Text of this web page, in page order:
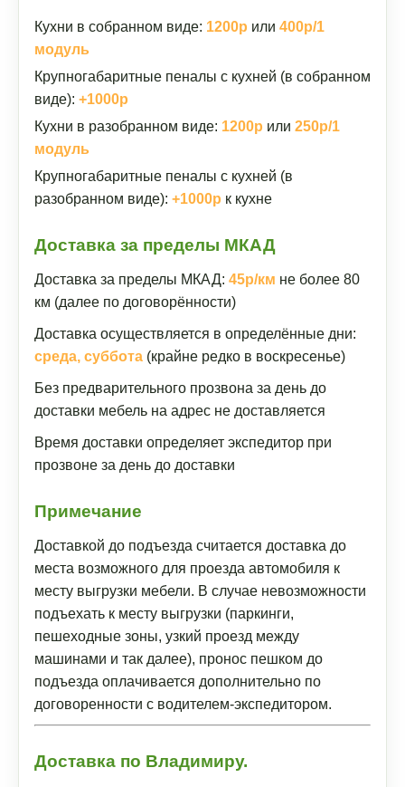
Кухни в собранном виде: 1200р или 400р/1
модуль
Крупногабаритные пеналы с кухней (в собранном
виде): +1000р
Кухни в разобранном виде: 1200р или 250р/1
модуль
Крупногабаритные пеналы с кухней (в
разобранном виде): +1000р к кухне
Доставка за пределы МКАД
Доставка за пределы МКАД: 45р/км не более 80
км (далее по договорённости)
Доставка осуществляется в определённые дни:
среда, суббота (крайне редко в воскресенье)
Без предварительного прозвона за день до
доставки мебель на адрес не доставляется
Время доставки определяет экспедитор при
прозвоне за день до доставки
Примечание
Доставкой до подъезда считается доставка до
места возможного для проезда автомобиля к
месту выгрузки мебели. В случае невозможности
подъехать к месту выгрузки (паркинги,
пешеходные зоны, узкий проезд между
машинами и так далее), пронос пешком до
подъезда оплачивается дополнительно по
договоренности с водителем-экспедитором.
Доставка по Владимиру.